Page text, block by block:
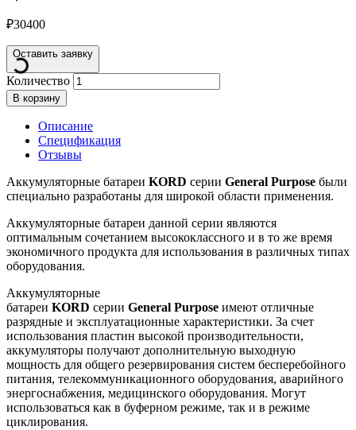
₽30400
Оставить заявку
Количество
В корзину
Описание
Спецификация
Отзывы
Аккумуляторные батареи KORD серии General Purpose были
специально разработаны для широкой области применения.
Аккумуляторные батареи данной серии являются
оптимальным сочетанием высококлассного и в то же время
экономичного продукта для использования в различных типах
оборудования.
Аккумуляторные
батареи KORD серии General Purpose имеют отличные
разрядные и эксплуатационные характеристики. За счет
использования пластин высокой производительности,
аккумуляторы получают дополнительную выходную
мощность для общего резервирования систем бесперебойного
питания, телекоммуникационного оборудования, аварийного
энергоснабжения, медицинского оборудования. Могут
использоваться как в буферном режиме, так и в режиме
циклирования.